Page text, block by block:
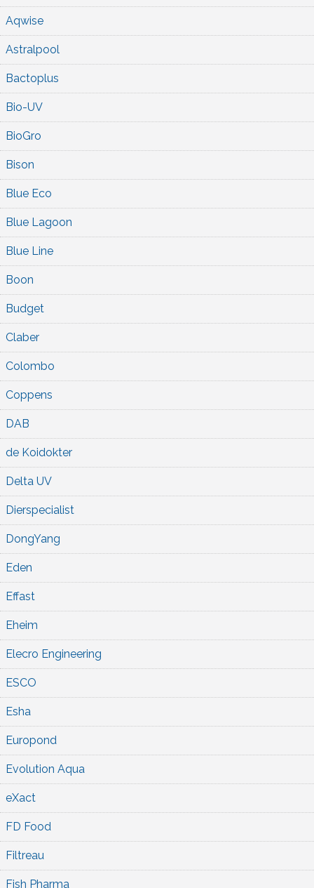
Aqwise
Astralpool
Bactoplus
Bio-UV
BioGro
Bison
Blue Eco
Blue Lagoon
Blue Line
Boon
Budget
Claber
Colombo
Coppens
DAB
de Koidokter
Delta UV
Dierspecialist
DongYang
Eden
Effast
Eheim
Elecro Engineering
ESCO
Esha
Europond
Evolution Aqua
eXact
FD Food
Filtreau
Fish Pharma